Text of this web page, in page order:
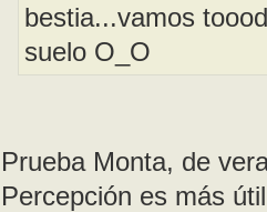
bestia...vamos
suelo O_O
Prueba Monta, de
Percepción es más